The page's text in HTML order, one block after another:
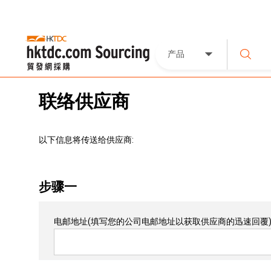
产品
联络供应商
以下信息将传送给供应商:
步骤一
电邮地址(填写您的公司电邮地址以获取供应商的迅速回覆)